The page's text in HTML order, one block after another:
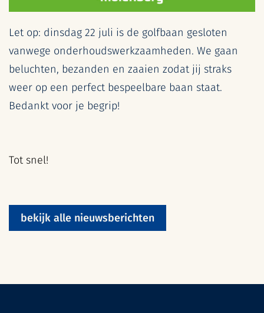
Let op: dinsdag 22 juli is de golfbaan gesloten
vanwege onderhoudswerkzaamheden. We gaan
beluchten, bezanden en zaaien zodat jij straks
weer op een perfect bespeelbare baan staat.
Bedankt voor je begrip!
Tot snel!
bekijk alle nieuwsberichten